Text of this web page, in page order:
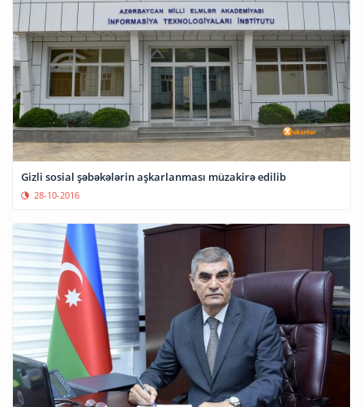
Gizli sosial şəbəkələrin aşkarlanması müzakirə edilib
28-10-2016